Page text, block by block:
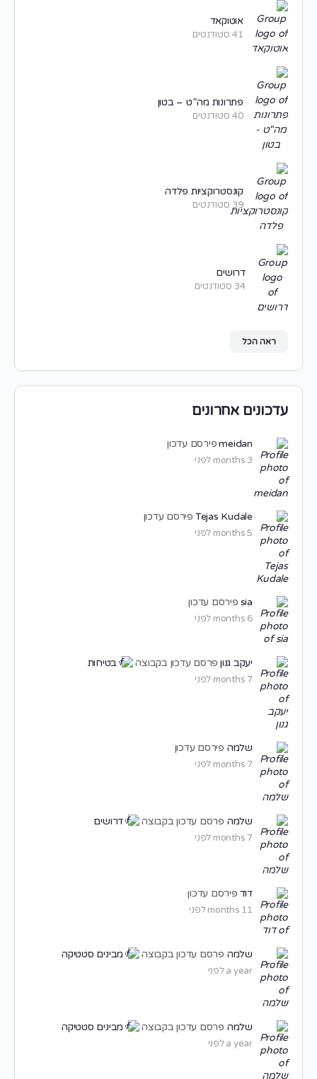
אוטוקאד
41 סטודנטים
פתרונות מה”ט – בטון
40 סטודנטים
קונסטרוקציות פלדה
39 סטודנטים
דרושים
34 סטודנטים
ראה הכל
עדכונים אחרונים
meidan פירסם עדכון
3 months לפני
Tejas Kudale פירסם עדכון
5 months לפני
sia פירסם עדכון
6 months לפני
יעקב גנון פרסם עדכון בקבוצה בטיחות
7 months לפני
שלמה פירסם עדכון
7 months לפני
שלמה פרסם עדכון בקבוצה דרושים
7 months לפני
דוד פירסם עדכון
11 months לפני
שלמה פרסם עדכון בקבוצה מבינים סטטיקה
a year לפני
שלמה פרסם עדכון בקבוצה מבינים סטטיקה
a year לפני